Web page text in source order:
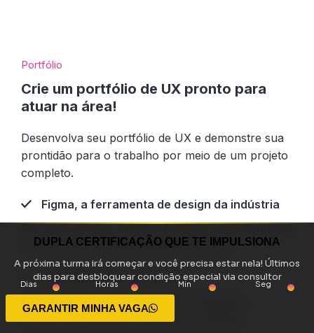
Portfólio
Crie um portfólio de UX pronto para
atuar na área!
Desenvolva seu portfólio de UX e demonstre sua
prontidão para o trabalho por meio de um projeto
completo.
Figma, a ferramenta de design da indústria
Por meio de seus projetos práticos, você dominará
a ferramenta de design padrão do setor.
Feedback personalizado
Seu mentor de carreira lhe dará feedback
personalizado sobre projetos e portfólios.
DUPLA CERTIFICAÇÃO QUE TE IMPULSIONA
A próxima turma irá começar e você precisa estar nela! Últimos
dias para desbloquear condição especial via consultor
Dias Horas Min Seg
GARANTIR MINHA VAGA